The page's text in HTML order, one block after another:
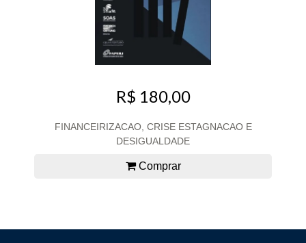
R$ 180,00
FINANCEIRIZACAO, CRISE ESTAGNACAO E
DESIGUALDADE
Comprar